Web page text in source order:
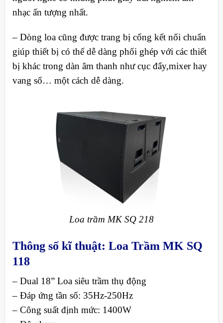
nhạc ấn tượng nhất.
– Dòng loa cũng được trang bị cổng kết nối chuẩn
giúp thiết bị có thể dễ dàng phối ghép với các thiết
bị khác trong dàn âm thanh như cục đẩy,mixer hay
vang số… một cách dễ dàng.
Loa trầm MK SQ 218
Thông số kĩ thuật: Loa Trầm MK SQ
118
– Dual 18” Loa siêu trầm thụ động
– Đáp ứng tần số: 35Hz-250Hz
– Công suất định mức: 1400W